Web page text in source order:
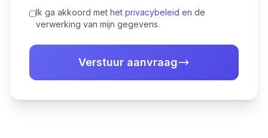
Ik ga akkoord met het privacybeleid en de
verwerking van mijn gegevens.
Verstuur aanvraag